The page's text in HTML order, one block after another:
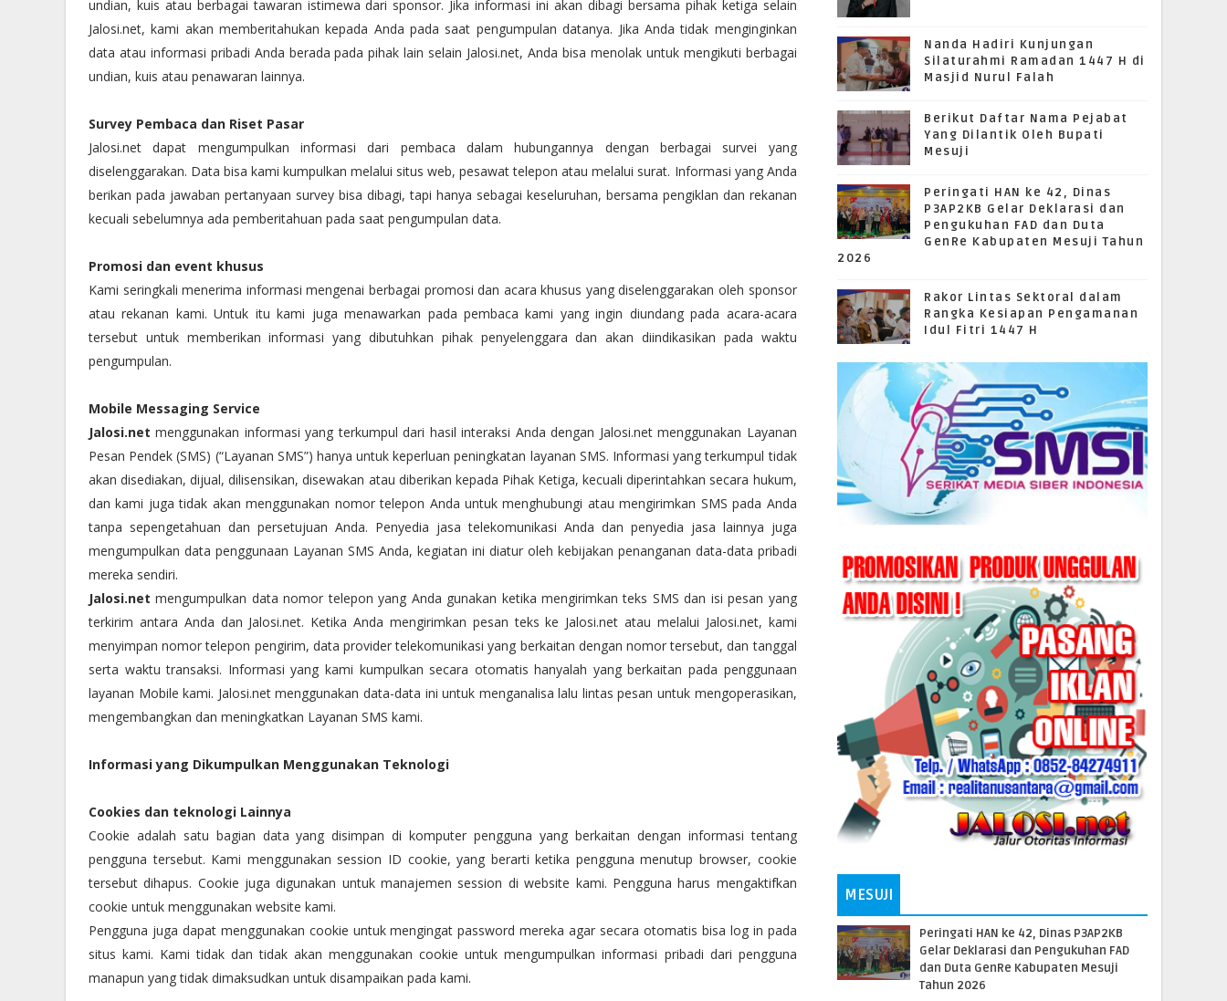
undian, kuis atau berbagai tawaran istimewa dari sponsor. Jika informasi ini akan dibagi bersama pihak ketiga selain
Jalosi.net, kami akan memberitahukan kepada Anda pada saat pengumpulan datanya. Jika Anda tidak menginginkan
data atau informasi pribadi Anda berada pada pihak lain selain Jalosi.net, Anda bisa menolak untuk mengikuti berbagai
undian, kuis atau penawaran lainnya.
Survey Pembaca dan Riset Pasar
Jalosi.net dapat mengumpulkan informasi dari pembaca dalam hubungannya dengan berbagai survei yang
diselenggarakan. Data bisa kami kumpulkan melalui situs web, pesawat telepon atau melalui surat. Informasi yang Anda
berikan pada jawaban pertanyaan survey bisa dibagi, tapi hanya sebagai keseluruhan, bersama pengiklan dan rekanan
kecuali sebelumnya ada pemberitahuan pada saat pengumpulan data.
Promosi dan event khusus
Kami seringkali menerima informasi mengenai berbagai promosi dan acara khusus yang diselenggarakan oleh sponsor
atau rekanan kami. Untuk itu kami juga menawarkan pada pembaca kami yang ingin diundang pada acara-acara
tersebut untuk memberikan informasi yang dibutuhkan pihak penyelenggara dan akan diindikasikan pada waktu
pengumpulan.
Mobile Messaging Service
Jalosi.net menggunakan informasi yang terkumpul dari hasil interaksi Anda dengan Jalosi.net menggunakan Layanan
Pesan Pendek (SMS) (“Layanan SMS”) hanya untuk keperluan peningkatan layanan SMS. Informasi yang terkumpul tidak
akan disediakan, dijual, dilisensikan, disewakan atau diberikan kepada Pihak Ketiga, kecuali diperintahkan secara hukum,
dan kami juga tidak akan menggunakan nomor telepon Anda untuk menghubungi atau mengirimkan SMS pada Anda
tanpa sepengetahuan dan persetujuan Anda. Penyedia jasa telekomunikasi Anda dan penyedia jasa lainnya juga
mengumpulkan data penggunaan Layanan SMS Anda, kegiatan ini diatur oleh kebijakan penanganan data-data pribadi
mereka sendiri.
Jalosi.net mengumpulkan data nomor telepon yang Anda gunakan ketika mengirimkan teks SMS dan isi pesan yang
terkirim antara Anda dan Jalosi.net. Ketika Anda mengirimkan pesan teks ke Jalosi.net atau melalui Jalosi.net, kami
menyimpan nomor telepon pengirim, data provider telekomunikasi yang berkaitan dengan nomor tersebut, dan tanggal
serta waktu transaksi. Informasi yang kami kumpulkan secara otomatis hanyalah yang berkaitan pada penggunaan
layanan Mobile kami. Jalosi.net menggunakan data-data ini untuk menganalisa lalu lintas pesan untuk mengoperasikan,
mengembangkan dan meningkatkan Layanan SMS kami.
Informasi yang Dikumpulkan Menggunakan Teknologi
Cookies dan teknologi Lainnya
Cookie adalah satu bagian data yang disimpan di komputer pengguna yang berkaitan dengan informasi tentang
pengguna tersebut. Kami menggunakan session ID cookie, yang berarti ketika pengguna menutup browser, cookie
tersebut dihapus. Cookie juga digunakan untuk manajemen session di website kami. Pengguna harus mengaktifkan
cookie untuk menggunakan website kami.
Pengguna juga dapat menggunakan cookie untuk mengingat password mereka agar secara otomatis bisa log in pada
situs kami. Kami tidak dan tidak akan menggunakan cookie untuk mengumpulkan informasi pribadi dari pengguna
manapun yang tidak dimaksudkan untuk disampaikan pada kami.
Nanda Hadiri Kunjungan
Silaturahmi Ramadan 1447 H di
Masjid Nurul Falah
Berikut Daftar Nama Pejabat
Yang Dilantik Oleh Bupati
Mesuji
Peringati HAN ke 42, Dinas
P3AP2KB Gelar Deklarasi dan
Pengukuhan FAD dan Duta
GenRe Kabupaten Mesuji Tahun
2026
Rakor Lintas Sektoral dalam
Rangka Kesiapan Pengamanan
Idul Fitri 1447 H
MESUJI
Peringati HAN ke 42, Dinas P3AP2KB
Gelar Deklarasi dan Pengukuhan FAD
dan Duta GenRe Kabupaten Mesuji
Tahun 2026